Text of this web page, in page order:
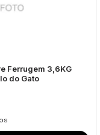
Ferrugem 3,6KG
do Gato